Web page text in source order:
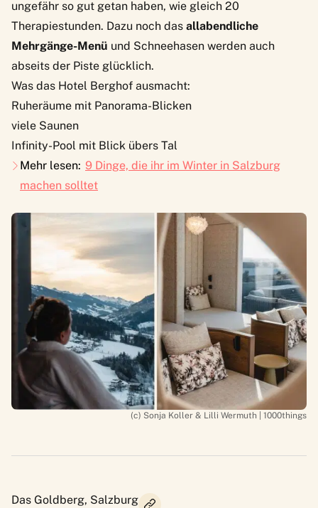
ungefähr so gut getan haben, wie gleich 20
Therapiestunden. Dazu noch das allabendliche
Mehrgänge-Menü und Schneehasen werden auch
abseits der Piste glücklich.
Was das Hotel Berghof ausmacht:
Ruheräume mit Panorama-Blicken
viele Saunen
Infinity-Pool mit Blick übers Tal
Mehr lesen: 9 Dinge, die ihr im Winter in Salzburg
machen solltet
(c) Sonja Koller & Lilli Wermuth | 1000things
Das Goldberg, Salzburg